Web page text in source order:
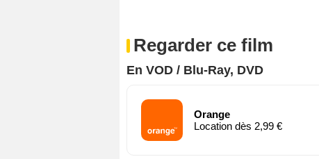
Regarder ce film
En VOD / Blu-Ray, DVD
Orange
Location dès 2,99 €